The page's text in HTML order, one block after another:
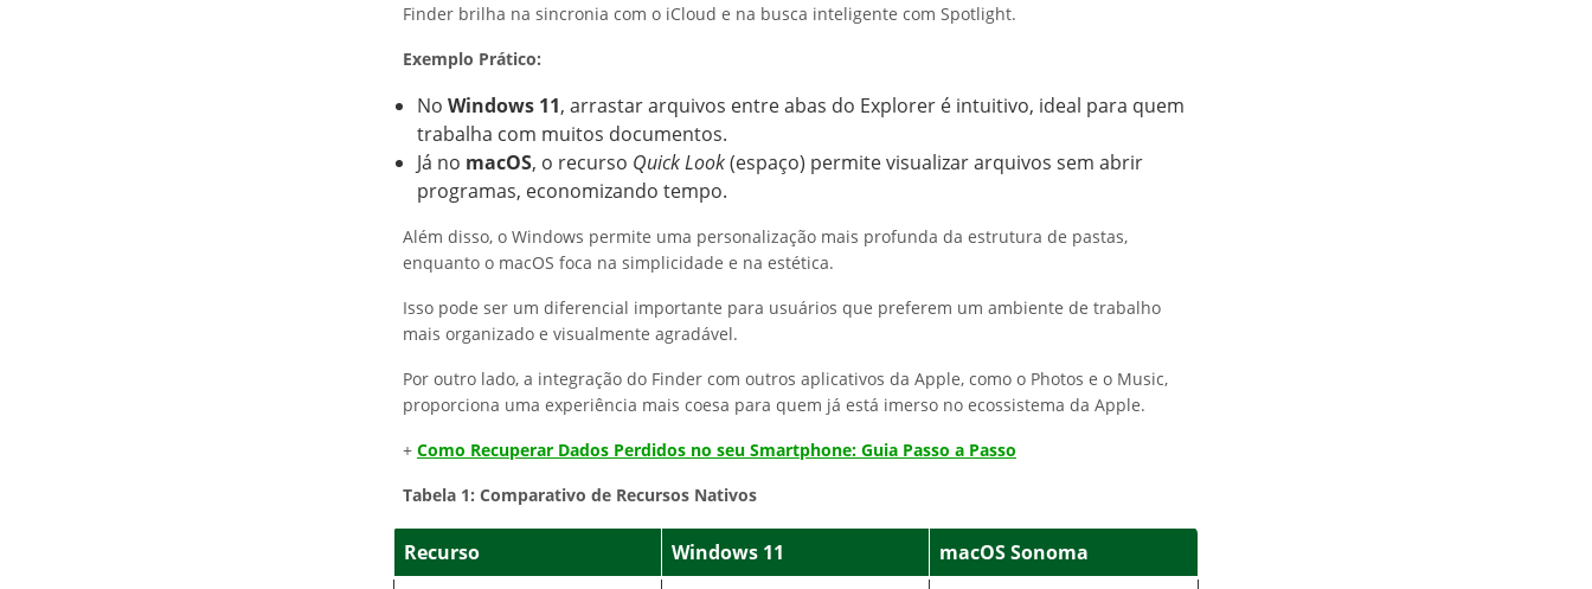
Finder brilha na sincronia com o iCloud e na busca inteligente com Spotlight.
Exemplo Prático:
No Windows 11, arrastar arquivos entre abas do Explorer é intuitivo, ideal para quem
trabalha com muitos documentos.
Já no macOS, o recurso Quick Look(espaço) permite visualizar arquivos sem abrir
programas, economizando tempo.
Além disso, o Windows permite uma personalização mais profunda da estrutura de pastas,
enquanto o macOS foca na simplicidade e na estética.
Isso pode ser um diferencial importante para usuários que preferem um ambiente de trabalho
mais organizado e visualmente agradável.
Por outro lado, a integração do Finder com outros aplicativos da Apple, como o Photos e o Music,
proporciona uma experiência mais coesa para quem já está imerso no ecossistema da Apple.
+ Como Recuperar Dados Perdidos no seu Smartphone: Guia Passo a Passo
Tabela 1: Comparativo de Recursos Nativos
Recurso Windows 11
macOS Sonoma